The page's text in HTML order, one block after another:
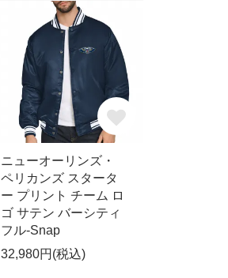
ニューオーリンズ・
ペリカンズ スタータ
ー プリント チーム ロ
ゴ サテン バーシティ
フル-Snap
32,980円(税込)